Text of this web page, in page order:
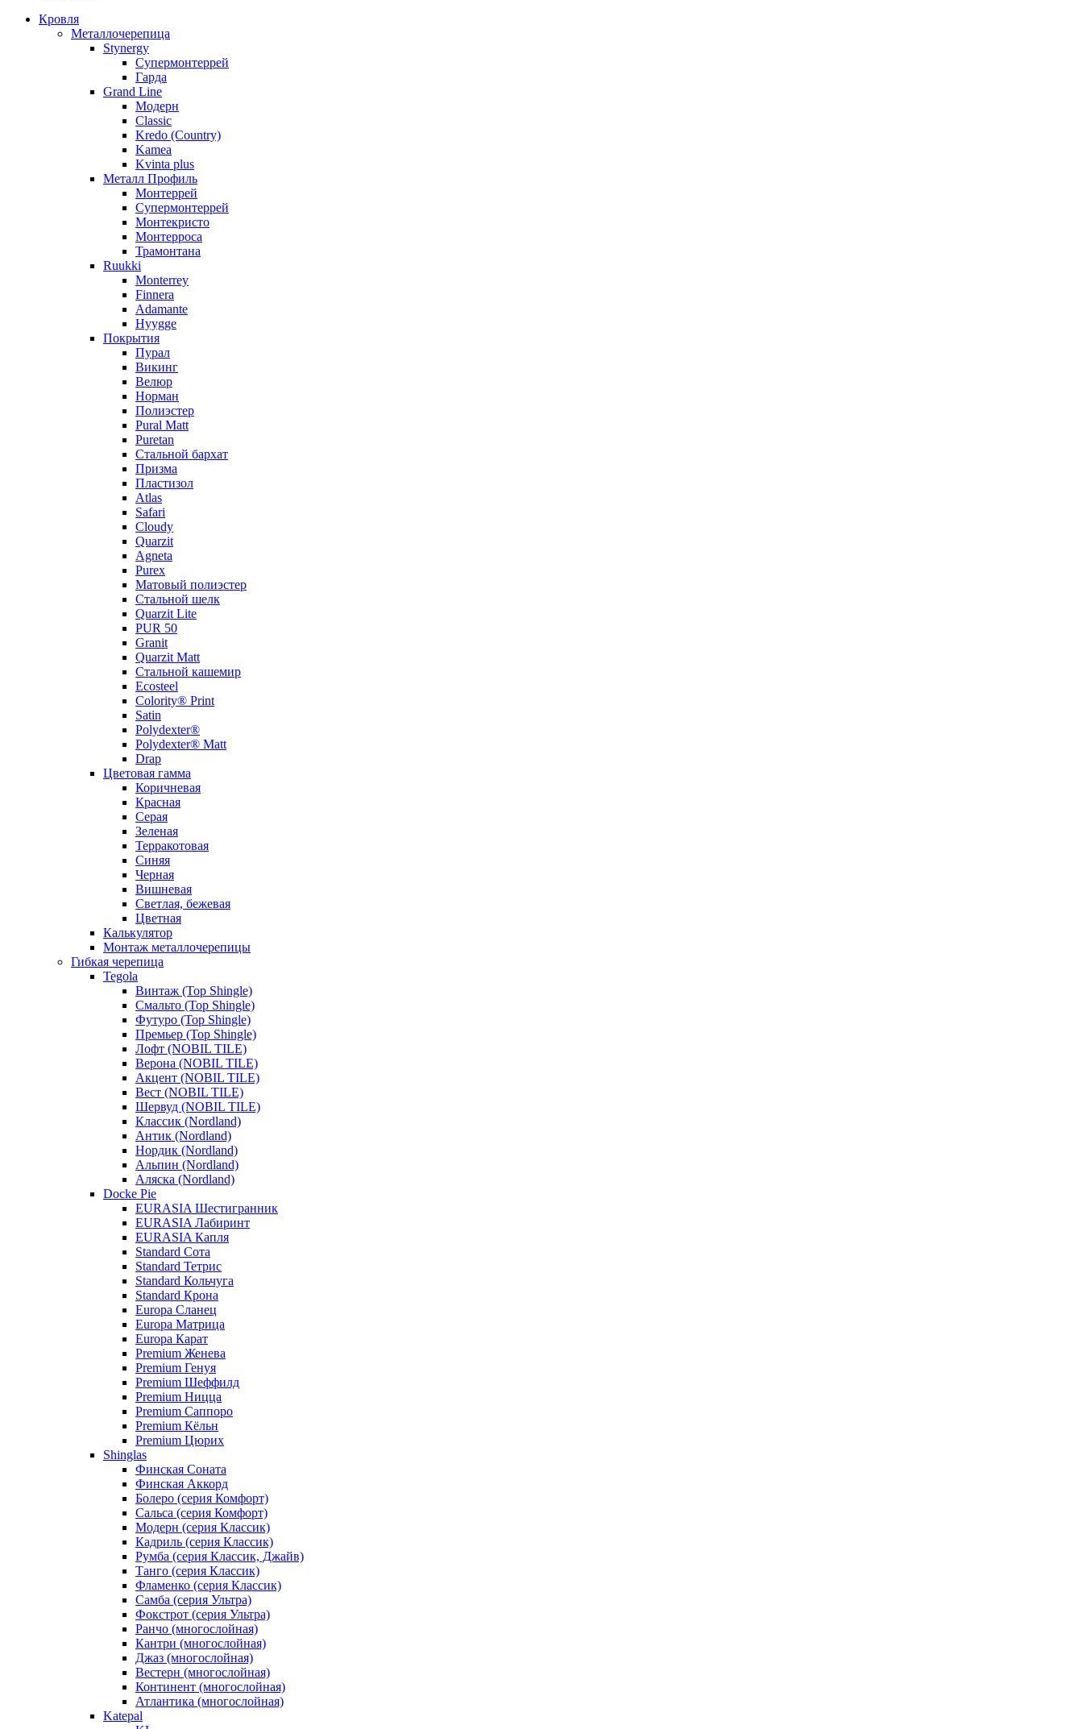
Кровля
Металлочерепица
Stynergy
Супермонтеррей
Гарда
Grand Line
Модерн
Classic
Kredo (Country)
Kamea
Kvinta plus
Металл Профиль
Монтеррей
Супермонтеррей
Монтекристо
Монтерроса
Трамонтана
Ruukki
Monterrey
Finnera
Adamante
Hyygge
Покрытия
Пурал
Викинг
Велюр
Норман
Полиэстер
Pural Matt
Puretan
Стальной бархат
Призма
Пластизол
Atlas
Safari
Cloudy
Quarzit
Agneta
Purex
Матовый полиэстер
Стальной шелк
Quarzit Lite
PUR 50
Granit
Quarzit Matt
Стальной кашемир
Ecosteel
Colority® Print
Satin
Polydexter®
Polydexter® Matt
Drap
Цветовая гамма
Коричневая
Красная
Серая
Зеленая
Терракотовая
Синяя
Черная
Вишневая
Светлая, бежевая
Цветная
Калькулятор
Монтаж металлочерепицы
Гибкая черепица
Tegola
Винтаж (Top Shingle)
Смальто (Top Shingle)
Футуро (Top Shingle)
Премьер (Top Shingle)
Лофт (NOBIL TILE)
Верона (NOBIL TILE)
Акцент (NOBIL TILE)
Вест (NOBIL TILE)
Шервуд (NOBIL TILE)
Классик (Nordland)
Антик (Nordland)
Нордик (Nordland)
Альпин (Nordland)
Аляска (Nordland)
Docke Pie
EURASIA Шестигранник
EURASIA Лабиринт
EURASIA Капля
Standard Сота
Standard Тетрис
Standard Кольчуга
Standard Крона
Europa Сланец
Europa Матрица
Europa Карат
Premium Женева
Premium Генуя
Premium Шеффилд
Premium Ницца
Premium Саппоро
Premium Кёльн
Premium Цюрих
Shinglas
Финская Соната
Финская Аккорд
Болеро (серия Комфорт)
Сальса (серия Комфорт)
Модерн (серия Классик)
Кадриль (серия Классик)
Румба (серия Классик, Джайв)
Танго (серия Классик)
Фламенко (серия Классик)
Самба (серия Ультра)
Фокстрот (серия Ультра)
Ранчо (многослойная)
Кантри (многослойная)
Джаз (многослойная)
Вестерн (многослойная)
Континент (многослойная)
Атлантика (многослойная)
Katepal